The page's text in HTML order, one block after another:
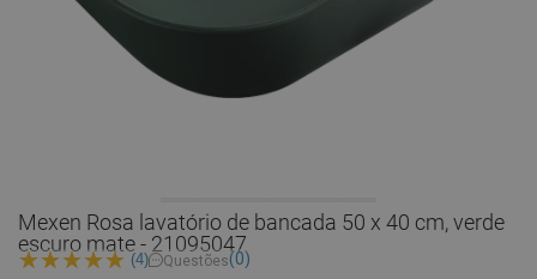
Mexen Rosa lavatório de bancada 50 x 40 cm, verde
escuro mate - 21095047
(4) Questões(0)